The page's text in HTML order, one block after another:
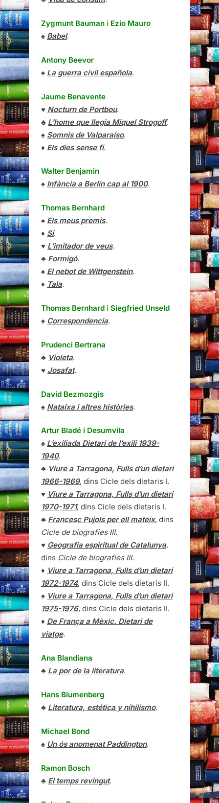
Zygmunt Bauman i Ezio Mauro
♠ Babel.
Antony Beevor
♠ La guerra civil española.
Jaume Benavente
♥ Nocturn de Portbou.
♣ L’home que llegia Miquel Strogoff.
♠ Somnis de Valparaíso.
♦ Els dies sense fi.
Walter Benjamin
♠ Infància a Berlín cap al 1900.
Thomas Bernhard
♠ Els meus premis.
♦ Sí.
♥ L’imitador de veus.
♣ Formigó.
♠ El nebot de Wittgenstein.
♦ Tala.
Thomas Bernhard i Siegfried Unseld
♠ Correspondencia.
Prudenci Bertrana
♣ Violeta.
♥ Josafat.
David Bezmozgis
♠ Nataixa i altres històries.
Artur Bladé i Desumvila
♠ L’exiliada Dietari de l’exili 1939-
1940.
♣ Viure a Tarragona, Fulls d’un dietari
1966-1969, dins Cicle dels dietaris I.
♥ Viure a Tarragona, Fulls d’un dietari
1970-1971, dins Cicle dels dietaris I.
♣ Francesc Pujols per ell mateix, dins
Cicle de biografies III.
♥ Geografia espiritual de Catalunya,
dins Cicle de biografies III.
♦ Viure a Tarragona, Fulls d’un dietari
1972-1974, dins Cicle dels dietaris II.
♠ Viure a Tarragona, Fulls d’un dietari
1975-1976, dins Cicle dels dietaris II.
♦ De França a Mèxic. Dietari de
viatge.
Ana Blandiana
♣ La por de la literatura.
Hans Blumenberg
♣ Literatura, estética y nihilismo.
Michael Bond
♠ Un ós anomenat Paddington.
Ramon Bosch
♣ El temps revingut.